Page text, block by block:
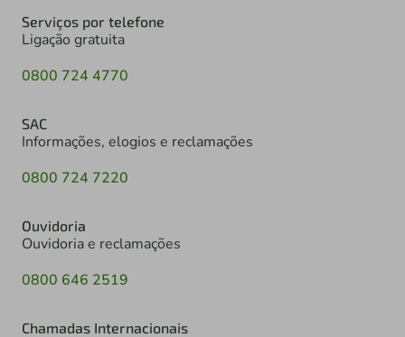
Serviços por telefone
Ligação gratuita
0800 724 4770
SAC
Informações, elogios e reclamações
0800 724 7220
Ouvidoria
Ouvidoria e reclamações
0800 646 2519
Chamadas Internacionais